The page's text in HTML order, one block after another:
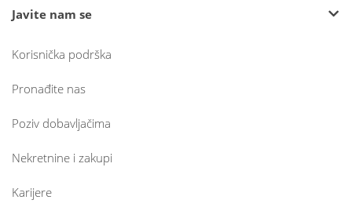
Javite nam se
Korisnička podrška
Pronađite nas
Poziv dobavljačima
Nekretnine i zakupi
Karijere